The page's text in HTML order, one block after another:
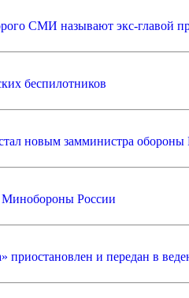
СМИ называют экс-главой
беспилотников
новым замминистра обороны
Минобороны России
приостановлен и передан в